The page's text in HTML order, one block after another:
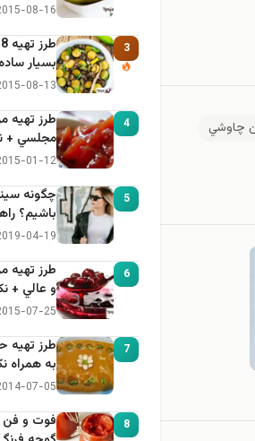
چاوشي
08-16
3
بسيار
08-13
4
طرز تهيه
مجلسي +
01-12
5
چگونه
باشیم؟
خانگی
04-19
6
طرز تهيه
و عالي +
07-25
7
طرز تهيه
به همراه
07-05
8
فوت و فن